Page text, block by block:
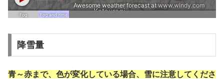
降雪量
青～赤まで、色が変化している場合、雪に注意してくださ